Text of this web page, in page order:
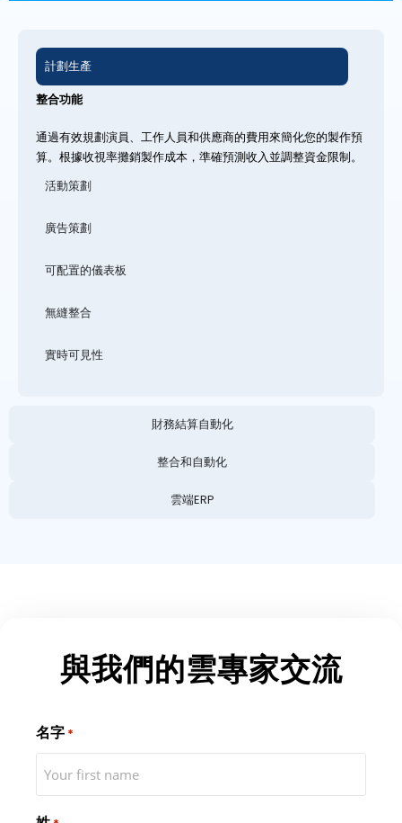
計劃生產
整合功能
通過有效規劃演員、工作人員和供應商的費用來簡化您的製作預
算。根據收視率攤銷製作成本，準確預測收入並調整資金限制。
活動策劃
廣告策劃
可配置的儀表板
無縫整合
實時可見性​
財務結算自動化
整合和自動化
雲端ERP
與我們的雲專家交流
名字 *